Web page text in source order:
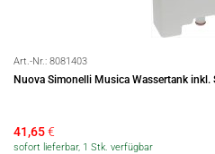
Art.-Nr.: 8081403
Nuova Simonelli Musica Wassertank inkl.
41,65€
sofort lieferbar, 1 Stk. verfügbar